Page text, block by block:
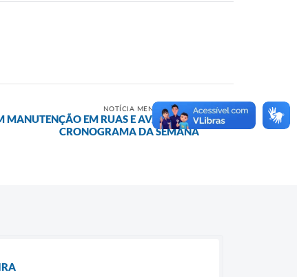
NOTÍCIA MENOS RECENTE
MANUTENÇÃO EM RUAS E AVANÇA NO
CRONOGRAMA DA SEMANA